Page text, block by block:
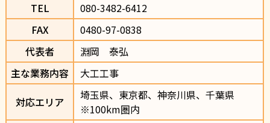
TEL
080-3482-6412
FAX
0480-97-0838
代表者
淵岡　泰弘
主な業務内容
大工工事
対応エリア
埼玉県、東京都、神奈川県、千葉県
※100km圏内